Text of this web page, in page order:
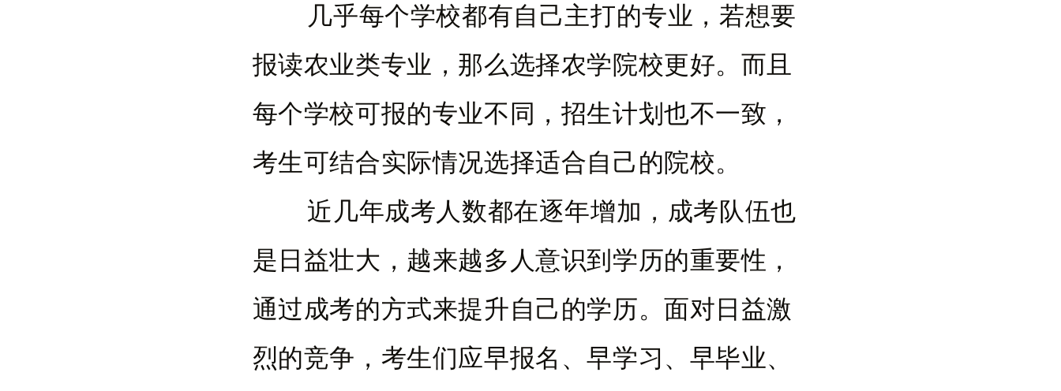
几乎每个学校都有自己主打的专业，若想要
报读农业类专业，那么选择农学院校更好。而且
每个学校可报的专业不同，招生计划也不一致，
考生可结合实际情况选择适合自己的院校。
近几年成考人数都在逐年增加，成考队伍也
是日益壮大，越来越多人意识到学历的重要性，
通过成考的方式来提升自己的学历。面对日益激
烈的竞争，考生们应早报名、早学习、早毕业、